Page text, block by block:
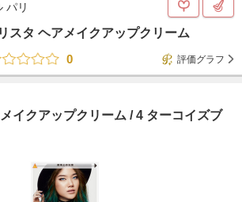
パリ
スタ ヘアメイクアップクリーム
0
評価グラフ
イクアップクリーム /4 ターコイズブ